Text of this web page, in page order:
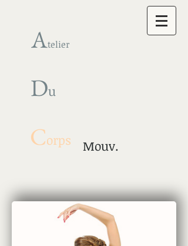
Du
Corps Mouv.
Atelier